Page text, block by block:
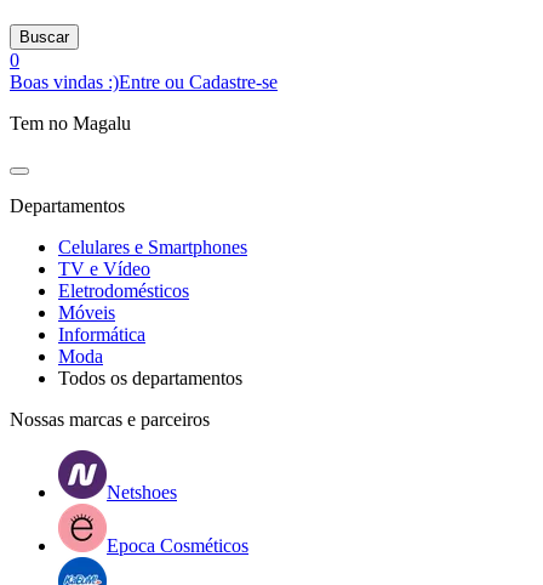
Buscar
0
Boas vindas :)Entre ou Cadastre-se
Tem no Magalu
Departamentos
Celulares e Smartphones
TV e Vídeo
Eletrodomésticos
Móveis
Informática
Moda
Todos os departamentos
Nossas marcas e parceiros
Netshoes
Epoca Cosméticos